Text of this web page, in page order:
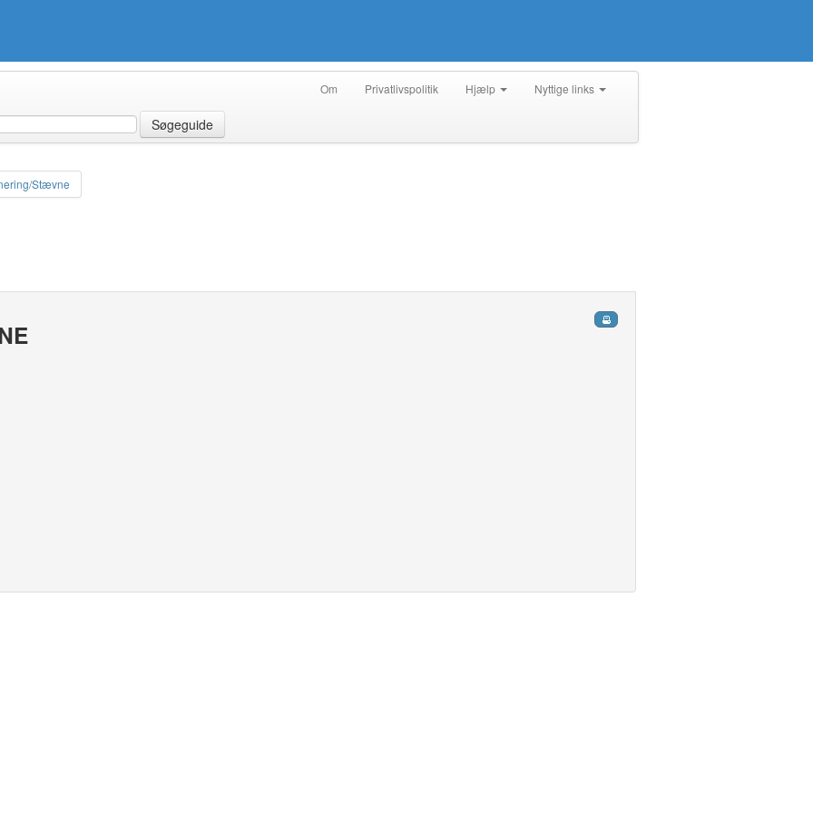
Om Privatlivspolitik Hjælp Nyttige links
Søgeguide
Stævne